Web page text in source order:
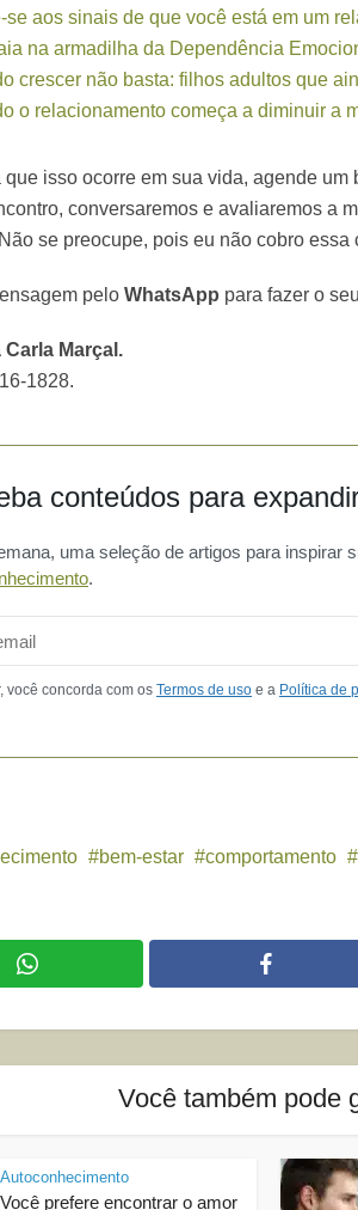
se aos sinais de que você está em um
na armadilha da Dependência
crescer não basta: filhos adultos que
o relacionamento começa a diminuir a
que isso ocorre em sua vida, agende um
conversaremos e avaliaremos a
se preocupe, pois eu não cobro essa
pelo WhatsApp para fazer o
Carla Marçal.
1828.
conteúdos para
uma seleção de artigos para inspirar
.
você concorda com os Termos de uso e a Política de
bem-estar comportamento
Você também pode
Autoconhecimento
Você prefere encontrar o amor